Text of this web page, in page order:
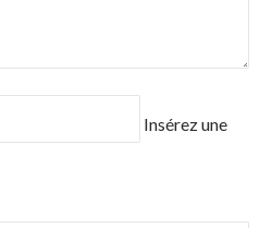
Insérez une